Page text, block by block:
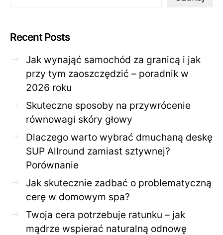
Recent Posts
Jak wynająć samochód za granicą i jak
przy tym zaoszczędzić – poradnik w
2026 roku
Skuteczne sposoby na przywrócenie
równowagi skóry głowy
Dlaczego warto wybrać dmuchaną deskę
SUP Allround zamiast sztywnej?
Porównanie
Jak skutecznie zadbać o problematyczną
cerę w domowym spa?
Twoja cera potrzebuje ratunku – jak
mądrze wspierać naturalną odnowę